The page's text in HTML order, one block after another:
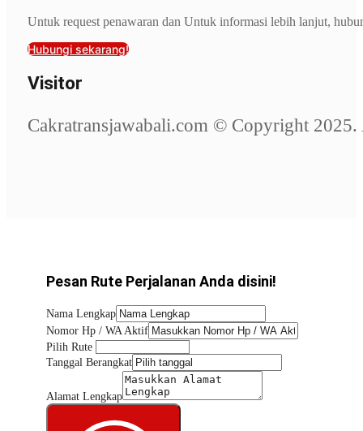
Untuk request penawaran dan Untuk informasi lebih lanjut,
Hubungi sekarang!
Visitor
Cakratransjawabali.com © Copyright 2025.
Pesan Rute Perjalanan Anda disini!
Nama Lengkap
Nomor Hp / WA Aktif
Pilih Rute
Tanggal Berangkat
Alamat Lengkap